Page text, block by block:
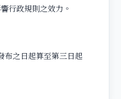
行政規則之效力。
布之日起算至第三日起